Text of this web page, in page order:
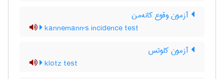
آزمون وقوع کانه‌من
kannemann's incidence test
آزمون کلوتس
klotz test